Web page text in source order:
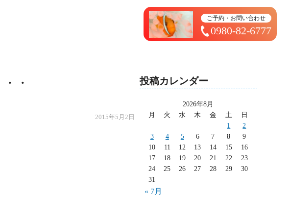
ご予約・お問い合わせ
0980-82-6777
トップページ ＞ 太造日記
・
2015年5月2日
投稿カレンダー
2026年8月
月
火 水 木 金 土
日
1
2
3
4 5 6 7 8
9
10
11 12 13 14 15
16
17
18 19 20 21 22
23
24
25 26 27 28 29
30
31
« 7月